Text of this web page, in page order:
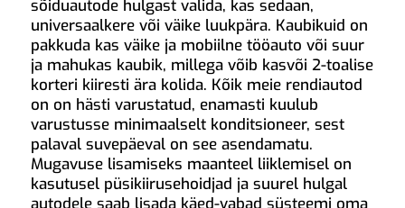
sõiduautode hulgast valida, kas sedaan,
universaalkere või väike luukpära. Kaubikuid on
pakkuda kas väike ja mobiilne tööauto või suur
ja mahukas kaubik, millega võib kasvõi 2-toalise
korteri kiiresti ära kolida. Kõik meie rendiautod
on on hästi varustatud, enamasti kuulub
varustusse minimaalselt konditsioneer, sest
palaval suvepäeval on see asendamatu.
Mugavuse lisamiseks maanteel liiklemisel on
kasutusel püsikiirusehoidjad ja suurel hulgal